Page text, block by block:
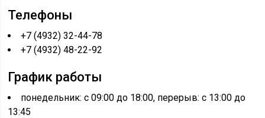
Телефоны
+7 (4932) 32-44-78
+7 (4932) 48-22-92
График работы
понедельник: с 09:00 до 18:00, перерыв: с 13:00 до
13:45